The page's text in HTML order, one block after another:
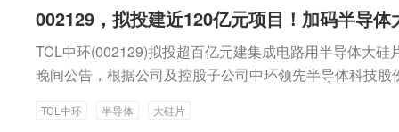
原片仍以海外厂商为主，国内企业在高端玻璃材料、关键
爬坡与成本控制。赵军强调，玻璃基封装不仅要完成“功
在量产过程中实现良率的稳步提升和成本的有效管控，
应用的最终门槛。京东方的披露也印证了这一现实。尽
多，已有多只消费基金产品在近期宣布清盘或提示清盘风
募日前发布公告，旗下一只消费混合基金出现连续60个
形，基金管理人按照合同约定对这只消费基金进行清算
外，深圳某大型公募日前也披露，旗下一只消费主题基
源信息等多家公司近期相继发布回购预案或实施进展，回
不等，回购用途涵盖股权激励、市值管理、股本优化等
截至7月23日，年内已有超800家A股公司实施回购，合
中，美的集团以82.33亿元回购金额位居首位，顺丰控股
茅台、紫金矿业、海尔智家、TCL科技、中兴通讯等多
相继发布回购预案或实施进展，回购资金从千万级到数
多个方面。Wind数据显示，截至7月23日，年内已有超
美的集团以82.33亿元回购金额位居首位，顺丰控股的回
技、中兴通讯等多家公司的回购金额都在10亿元以上。
002129，拟投建近120亿元项目！加码半导体
TCL中环(002129)拟投超百亿元建集成电路用半导体大硅
晚间公告，根据公司及控股子公司中环领先半导体科技股
电路用半导体大硅片深圳项目”。本项目投资总额预计约
TCL中环 半导体 大硅片